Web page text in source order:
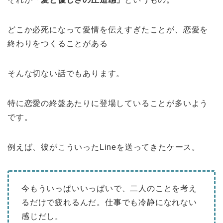
どこか必死になって愛情を伝えすぎたことが、恋愛を
終わりをつくることがある
そんな切ない話でもあります。
特に恋愛の終盤あたりに登場していることが多いよう
です。
例えば、彼がこういったLineを送ってきたケース。
今もういっぱいいっぱいで、二人のことを考え
るだけで疲れるんだ。仕事でも冷静になれない
感じだし。